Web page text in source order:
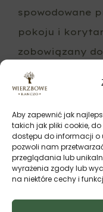
Aby zapewnić jak
takich jak pliki cookie,
dostępu do informacji o
pozwoli nam
przeglądania lub
wyrażenia zgody lub
na niektóre cechy i
spowodowane
pokoju i
zobowiązany
adekwatnej do
szkód.
9. Wszelkie
przez
otoczeniu
natychmiast
same w